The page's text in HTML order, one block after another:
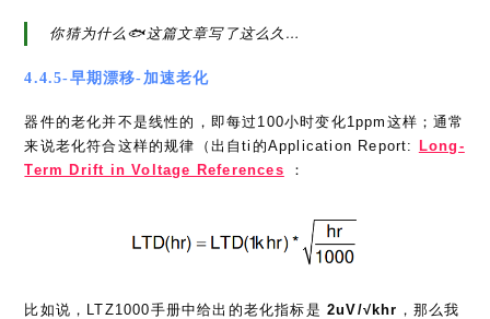
4.4.5-早期漂移-加速老化
器件的老化并不是线性的，即每过100小时变化1ppm这样；通常
Term Drift in Voltage References：
比如说，LTZ1000手册中给出的老化指标是2uV/√khr
出电压变化2uV，经过2000小时的时候，输出电压变化2*√2